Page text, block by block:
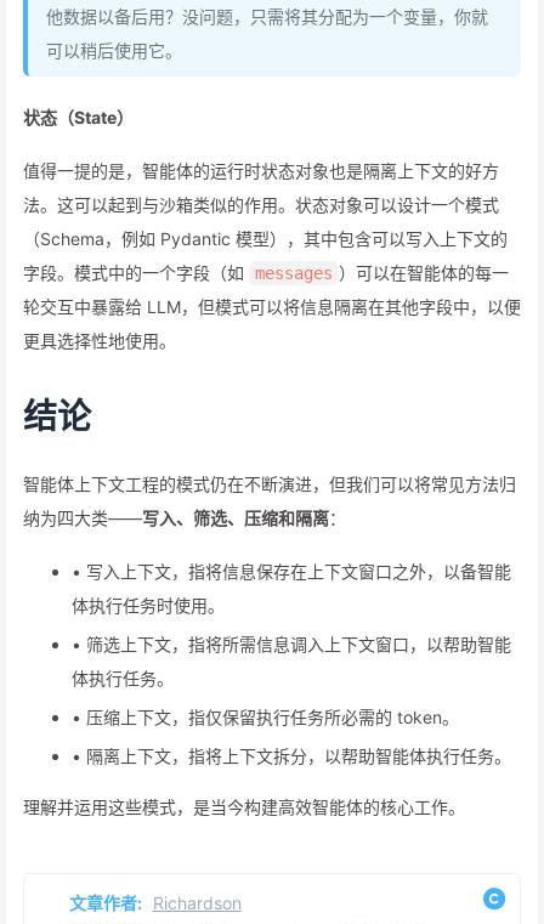
他数据以备后用？没问题，只需将其分配为一个变量，你就
可以稍后使用它。
状态（State）
值得一提的是，智能体的运行时状态对象也是隔离上下文的好方
法。这可以起到与沙箱类似的作用。状态对象可以设计一个模式
（Schema，例如 Pydantic 模型），其中包含可以写入上下文的
字段。模式中的一个字段（如
messages ）可以在智能体的每一
轮交互中暴露给 LLM，但模式可以将信息隔离在其他字段中，以便
更具选择性地使用。
结论
智能体上下文工程的模式仍在不断演进，但我们可以将常见方法归
纳为四大类——写入、筛选、压缩和隔离：
• 写入上下文，指将信息保存在上下文窗口之外，以备智能
体执行任务时使用。
• 筛选上下文，指将所需信息调入上下文窗口，以帮助智能
体执行任务。
• 压缩上下文，指仅保留执行任务所必需的 token。
• 隔离上下文，指将上下文拆分，以帮助智能体执行任务。
理解并运用这些模式，是当今构建高效智能体的核心工作。
文章作者: Richardson